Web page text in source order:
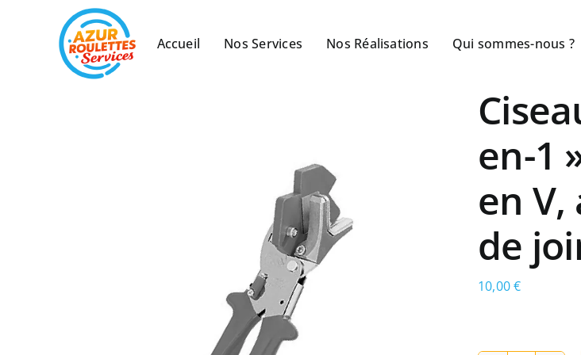
Accueil Nos Services Nos Réalisations Qui sommes-nous ?
en-1
en
de
10,00€